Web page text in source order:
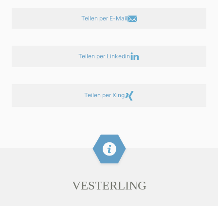
Teilen per E-Mail
Teilen per Linkedin
Teilen per Xing
VESTERLING